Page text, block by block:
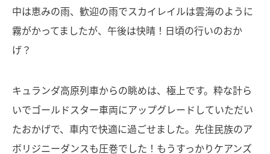
中は恵みの雨、歓迎の雨でスカイレイルは雲海のように
霧がかってましたが、午後は快晴！日頃の行いのおか
げ？
キュランダ高原列車からの眺めは、極上です。粋な計ら
いでゴールドスター車両にアップグレードしていただい
たおかげで、車内で快適に過ごせました。先住民族のア
ボリジニーダンスも圧巻でした！もうすっかりケアンズ